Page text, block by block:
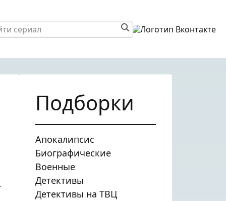
Подборки
Апокалипсис
Биографические
Военные
Детективы
Детективы на ТВЦ